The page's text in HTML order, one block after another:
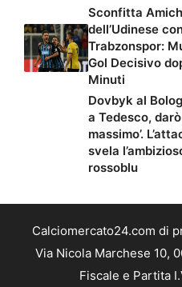
Sconfitta
dell’Udinese
Trabzonspor:
Gol Decisivo
Minuti
Dovbyk al
a Tedesco,
massimo’.
svela
rossoblu
Calciomercato24.com di
Via Nicola Marchese 10,
Fiscale e Partita